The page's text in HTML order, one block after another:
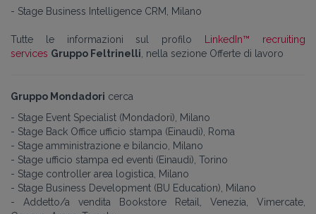
- Stage Business Intelligence CRM, Milano
Tutte le informazioni sul profilo
LinkedIn™ recruiting
services Gruppo Feltrinelli , nella sezione Offerte di lavoro
Gruppo Mondadori cerca
- Stage Event Specialist (Mondadori), Milano
- Stage Back Office ufficio stampa (Einaudi), Roma
- Stage amministrazione e bilancio, Milano
- Stage ufficio stampa ed eventi (Einaudi), Torino
- Stage controller area logistica, Milano
- Stage Business Development (BU Education), Milano
- Addetto/a vendita Bookstore Retail, Venezia, Vimercate,